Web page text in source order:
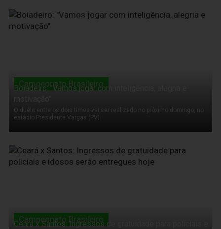
11 de Novembro de 2011
Campeonato Brasileiro
Boiadeiro: "Vamos jogar com inteligência, alegria e
O duelo entre os dois times vai ser realizado no próximo domingo, no
estádio Presidente Vargas (PV)
11 de Novembro de 2011
Campeonato Brasileiro
Ceará x Santos: Ingressos de gratuidade para policiais e